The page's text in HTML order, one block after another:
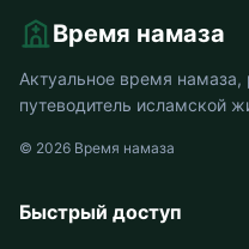
Время намаза
Актуальное время намаза,
путеводитель исламской
© 2026 Время намаза
Быстрый доступ